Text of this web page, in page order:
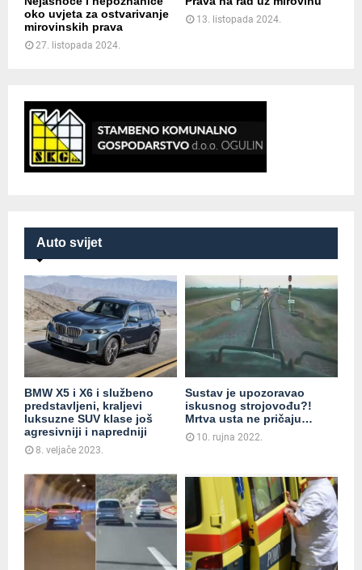
oko uvjeta za ostvarivanje
mirovinskih prava
27. listopada 2024.
13. listopada 2024.
Auto svijet
BMW X5 i X6 i službeno
predstavljeni, kraljevi
luksuzne SUV klase još
agresivniji i napredniji
8. veljače 2023.
Sustav je upozoravao
iskusnog strojovođu?!
Mrtva usta ne pričaju…
10. rujna 2022.